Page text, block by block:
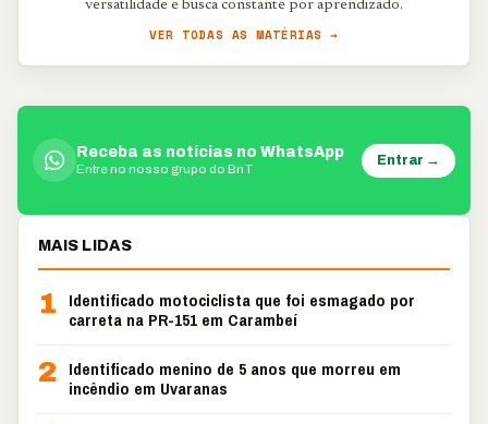
versatilidade e busca constante por aprendizado.
VER TODAS AS MATÉRIAS →
Receba as notícias no WhatsApp
Entre no nosso grupo do BnT
Entrar →
MAIS LIDAS
1
Identificado motociclista que foi esmagado por
carreta na PR-151 em Carambeí
2
Identificado menino de 5 anos que morreu em
incêndio em Uvaranas